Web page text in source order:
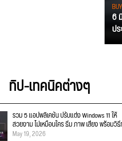
6
ป
ทิป-เทคนิคต่างๆ
รวม 5 แอปพลิเคชัน ปรับแต่ง Windows 11 ให้
สวยงาม ไม่เหมือนใคร ธีม ภาพ เสียง พร้อมวิ
May 19, 2026